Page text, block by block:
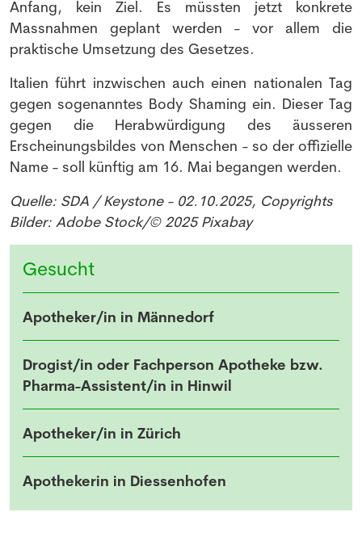
Anfang, kein Ziel. Es müssten jetzt konkrete
Massnahmen geplant werden - vor allem die
praktische Umsetzung des Gesetzes.
Italien führt inzwischen auch einen nationalen Tag
gegen sogenanntes Body Shaming ein. Dieser Tag
gegen die Herabwürdigung des äusseren
Erscheinungsbildes von Menschen - so der offizielle
Name - soll künftig am 16. Mai begangen werden.
Quelle: SDA / Keystone - 02.10.2025, Copyrights
Bilder: Adobe Stock/© 2025 Pixabay
Gesucht
Apotheker/in in Männedorf
Drogist/in oder Fachperson Apotheke bzw.
Pharma-Assistent/in in Hinwil
Apotheker/in in Zürich
Apothekerin in Diessenhofen